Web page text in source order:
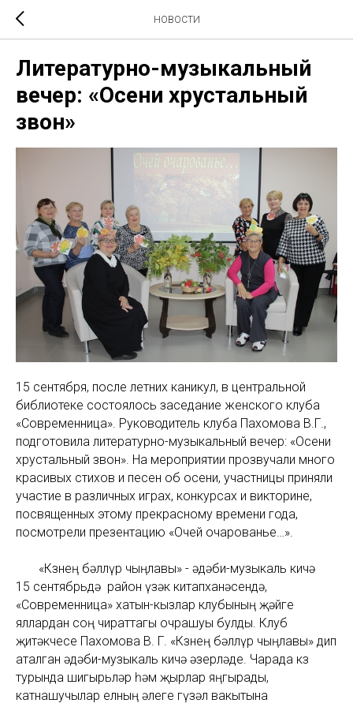
НОВОСТИ
Литературно-музыкальный
вечер: «Осени хрустальный
звон»
15 сентября, после летних каникул, в центральной
библиотеке состоялось заседание женского клуба
«Современница». Руководитель клуба Пахомова В.Г.,
подготовила литературно-музыкальный вечер: «Осени
хрустальный звон». На мероприятии прозвучали много
красивых стихов и песен об осени, участницы приняли
участие в различных играх, конкурсах и викторине,
посвященных этому прекрасному времени года,
посмотрели презентацию «Очей очарованье…».
«Көзнең бәллүр чыңлавы» - әдәби-музыкаль кичә
15 сентябрьдә район үзәк китапханәсендә,
«Современница» хатын-кызлар клубының җәйге
яллардан соң чираттагы очрашуы булды. Клуб
җитәкчесе Пахомова В. Г. «Көзнең бәллүр чыңлавы» дип
аталган әдәби-музыкаль кичә әзерләде. Чарада көз
турында шигырьләр һәм җырлар яңгырады,
катнашучылар елның әлеге гүзәл вакытына